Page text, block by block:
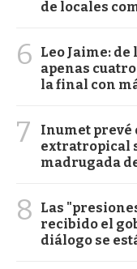
de locales
6
Leo Jaime:
apenas
la final con
7
Inumet prevé
extratropical
madrugada
8
Las
recibido el
diálogo se